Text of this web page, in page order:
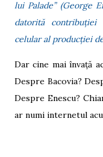
lui Palade” (George
datorită contribuției
celular al producției
Dar cine mai învață
Despre Bacovia?
Despre Enescu?
ar numi internetul